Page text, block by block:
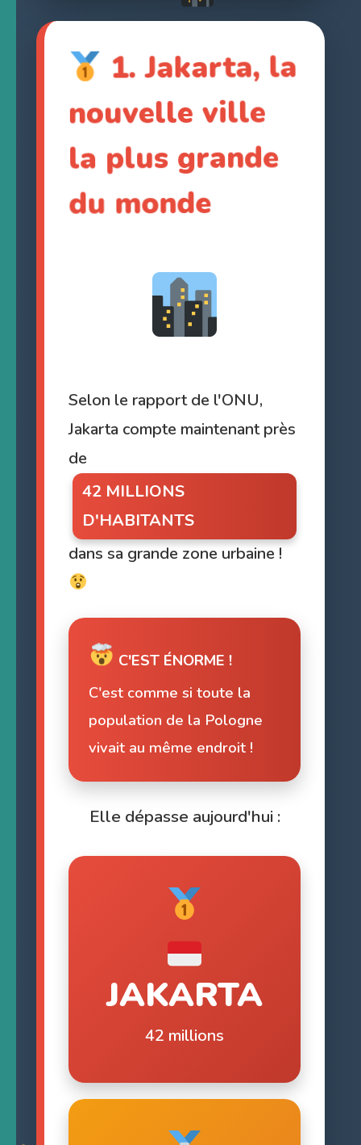
1. Jakarta, la
nouvelle ville
la plus grande
du monde
Selon le rapport de l'ONU,
Jakarta compte maintenant près
de
42 MILLIONS
D'HABITANTS
dans sa grande zone urbaine !
C'EST ÉNORME !
C'est comme si toute la
population de la Pologne
vivait au même endroit !
Elle dépasse aujourd'hui :
JAKARTA
42 millions